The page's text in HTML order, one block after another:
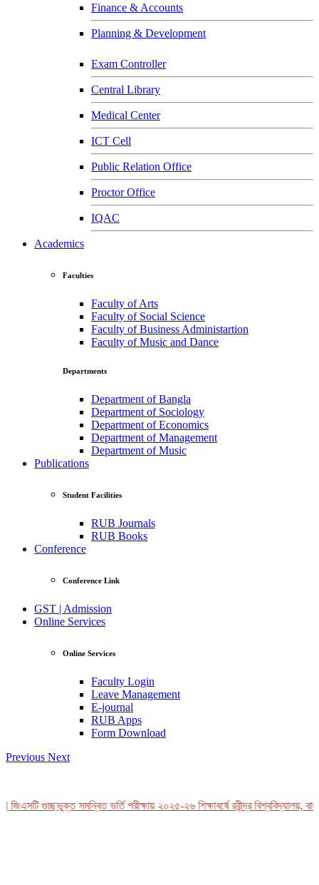
Finance & Accounts
Planning & Development
Exam Controller
Central Library
Medical Center
ICT Cell
Public Relation Office
Proctor Office
IQAC
Academics
Faculties
Faculty of Arts
Faculty of Social Science
Faculty of Business Administartion
Faculty of Music and Dance
Departments
Department of Bangla
Department of Sociology
Department of Economics
Department of Management
Department of Music
Publications
Student Facilities
RUB Journals
RUB Books
Conference
Conference Link
GST | Admission
Online Services
Online Services
Faculty Login
Leave Management
E-journal
RUB Apps
Form Download
Previous Next
গুচ্ছভুক্ত সমন্বিত ভর্তি পরীক্ষায় ২০২৫-২৬ শিক্ষাবর্ষে রবীন্দ্র বিশ্ববিদ্যালয়,